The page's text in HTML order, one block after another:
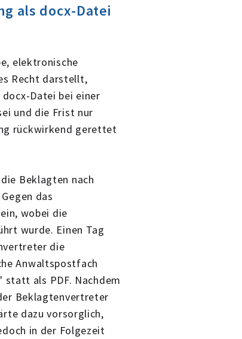
als docx-Datei
elektronische
Recht darstellt,
Datei bei einer
und die Frist nur
rückwirkend gerettet
Beklagten nach
das
wobei die
wurde. Einen Tag
die
Anwaltspostfach
als PDF. Nachdem
Beklagtenvertreter
dazu vorsorglich,
in der Folgezeit